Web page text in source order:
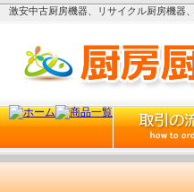
激安中古厨房機器、リサイクル厨房機器